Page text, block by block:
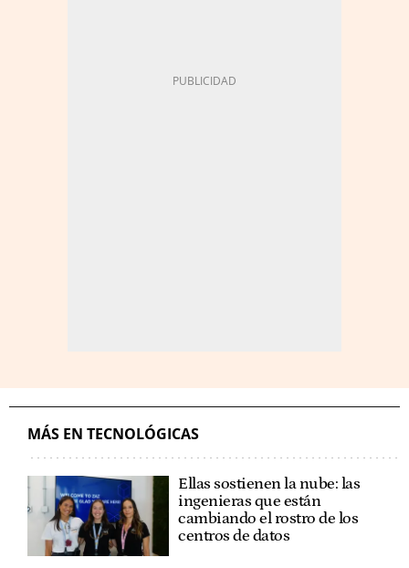
MÁS EN TECNOLÓGICAS
Ellas sostienen la nube: las
ingenieras que están
cambiando el rostro de los
centros de datos